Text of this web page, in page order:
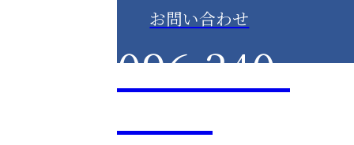
お問い合わせ
096-340-
2303